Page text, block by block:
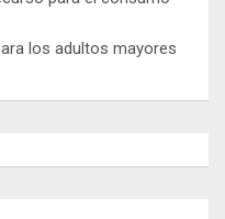
los adultos mayores